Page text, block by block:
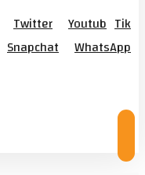
Twitter Youtub Tik
Snapchat
WhatsApp